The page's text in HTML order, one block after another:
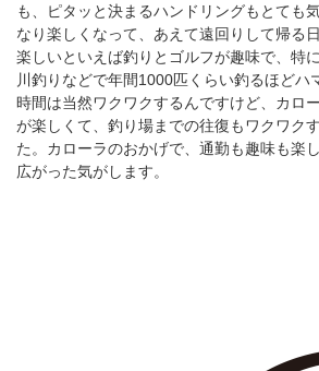
も、ピタッと決まるハンドリングもとても
なり楽しくなって、あえて遠回りして帰る
楽しいといえば釣りとゴルフが趣味で、特
川釣りなどで年間1000匹くらい釣るほどハ
時間は当然ワクワクするんですけど、カロ
が楽しくて、釣り場までの往復もワクワク
た。カローラのおかげで、通勤も趣味も楽
広がった気がします。